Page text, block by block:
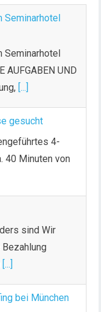
Seminarhotel
Seminarhotel
AUFGABEN UND
[...]
gesucht
4-
40 Minuten von
sind Wir
[...]
bei München